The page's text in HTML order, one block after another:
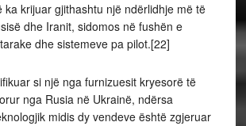
ka krijuar gjithashtu një ndërlidhje më të
dhe Iranit, sidomos në fushën e
dhe sistemeve pa pilot.[22]
si një nga furnizuesit kryesorë të
nga Rusia në Ukrainë, ndërsa
midis dy vendeve është zgjeruar